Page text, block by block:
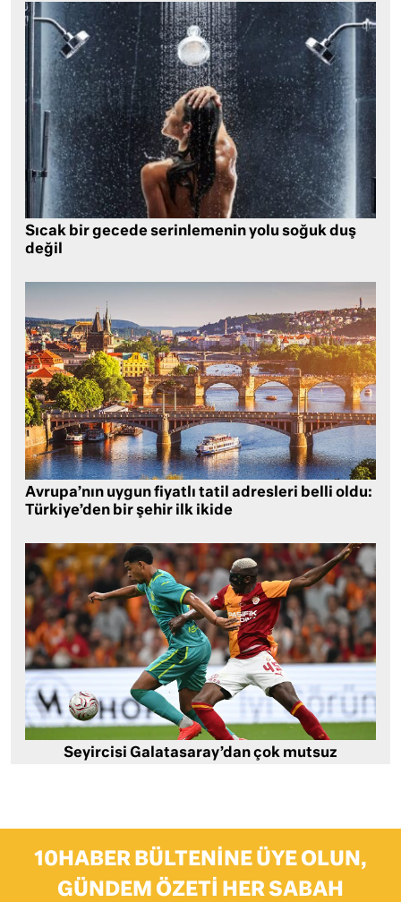
Sıcak bir gecede serinlemenin yolu soğuk duş
değil
Avrupa’nın uygun fiyatlı tatil adresleri belli oldu:
Türkiye’den bir şehir ilk ikide
Seyircisi Galatasaray’dan çok mutsuz
10HABER BÜLTENINE ÜYE OLUN,
GÜNDEM ÖZETI HER SABAH